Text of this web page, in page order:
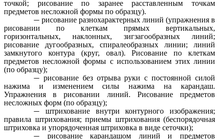
точкой; рисование по заранее расставленным точкам
предметов несложной формы по образцу).
рисование разнохарактерных линий (упражнения в
рисовании по клеткам прямых вертикальных,
горизонтальных, наклонных, зигзагообразных линий;
рисование дугообразных, спиралеобразных линии; линий
замкнутого контура (круг, овал). Рисование по клеткам
предметов несложной формы с использованием этих линии
(по образцу);
рисование без отрыва руки с постоянной силой
нажима и изменением силы нажима на карандаш.
Упражнения в рисовании линий. Рисование предметов
несложных форм (по образцу);
штрихование внутри контурного изображения;
правила штрихования; приемы штрихования (беспорядочная
штриховка и упорядоченная штриховка в виде сеточки);
рисование карандашом линий и предметов